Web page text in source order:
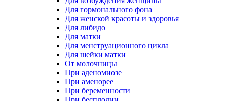
Для гормонального фона
Для женской красоты и здоровья
Для либидо
Для матки
Для менструационного цикла
Для шейки матки
От молочницы
При аденомиозе
При аменорее
При беременности